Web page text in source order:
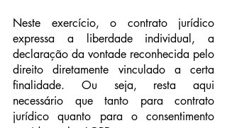
Neste exercício, o contrato jurídico
expressa a liberdade individual, a
declaração da vontade reconhecida pelo
direito diretamente vinculado a certa
finalidade. Ou seja, resta aqui
necessário que tanto para contrato
jurídico quanto para o consentimento